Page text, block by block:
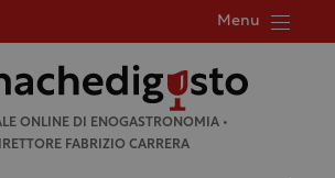
Menu
per:
ONLINE DI ENOGASTRONOMIA •
FABRIZIO CARRERA